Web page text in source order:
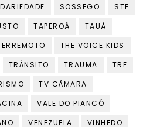
SOSSEGO
STF
TAPEROÁ
TAUÁ
THE VOICE KIDS
TRÂNSITO TRAUMA
TRE
TV CÂMARA
VALE DO PIANCÓ
VENEZUELA VINHEDO